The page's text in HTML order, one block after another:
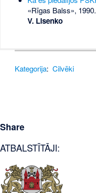
«Rīgas Balss»,
V. Lisenko
Kategorija: Cilvēki
Share
ATBALSTĪTĀJI: